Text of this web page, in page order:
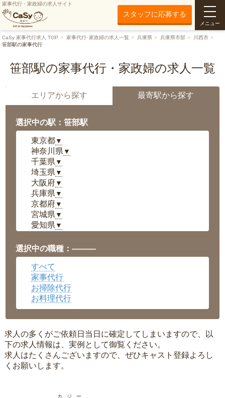
家事代行・家政婦の求人サイト
スタッフに応募する
メニュー
CaSy 家事代行求人 TOP 家事代行･家政婦の求人一覧 兵庫県 兵庫県市部
川西市
笹部駅の家事代行
笹部駅の家事代行・家政婦の求人一覧
エリアから探す 最寄駅から探す
選択中の駅：笹部駅
東京都▼
神奈川県 ▼
千葉県 ▼
埼玉県 ▼
大阪府▼
兵庫県 ▼
京都府▼
宮城県 ▼
愛知県 ▼
岡山県▼
広島県▼
沖縄県
選択中の職種：———
すべて
家事代行
お掃除代行
お料理代行
求人の多くがご依頼日当日に確定してしまいますので、以
下の求人情報は、実例として御覧ください。
求人はたくさんございますので、ぜひキャスト登録よろし
くお願いします。
カジー